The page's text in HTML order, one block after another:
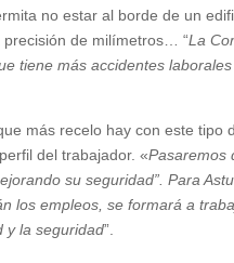
no estar al borde de un
precisión de milímetros… “La
tiene más accidentes
más recelo hay con este tipo
del trabajador. «Pasaremos
su seguridad”. Para
los empleos, se formará a
y la seguridad”.